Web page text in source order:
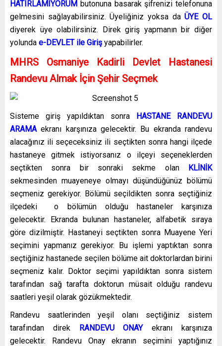
HATIRLAMIYORUM butonuna basarak şifrenizi telefonuna
gelmesini sağlayabilirsiniz. Üyeliğiniz yoksa daÜYE OL
diyerek üye olabilirsiniz. Direk giriş yapmanın bir diğer
yolunda e-DEVLET ile Giriş yapabilirler.
MHRS Osmaniye Kadirli Devlet Hastanesi
Randevu Almak İçin Şehir Seçmek
Sisteme giriş yapıldıktan sonra HASTANE RANDEVU
ARAMA ekranı karşınıza gelecektir. Bu ekranda randevu
alacağınız ili seçeceksiniz ili seçtikten sonra hangi ilçede
hastaneye gitmek istiyorsanız o ilçeyi seçeneklerden
seçtikten sonra bir sonraki sekme olan KLİNİK
sekmesinden muayeneye olmayı düşündüğünüz bölümü
seçmeniz gerekiyor. Bölümü seçildikten sonra seçtiğiniz
ilçedeki o bölümün olduğu hastaneler karşınıza
gelecektir. Ekranda bulunan hastaneler, alfabetik sıraya
göre dizilmiştir. Hastaneyi seçtikten sonra Muayene Yeri
seçimini yapmanız gerekiyor. Bu işlemi yaptıktan sonra
seçtiğiniz hastanede seçilen bölüme ait doktorlardan birini
seçmeniz kalır. Doktor seçimi yapıldıktan sonra sistem
tarafından sağ tarafta doktorun müsait olduğu randevu
saatleri yeşil olarak gözükmektedir.
Randevu saatlerinden yeşil olanı seçtiğiniz sistem
tarafından direk RANDEVU ONAYekranı karşınıza
gelecektir. Randevu Onay ekranın seçimini yaptığınız